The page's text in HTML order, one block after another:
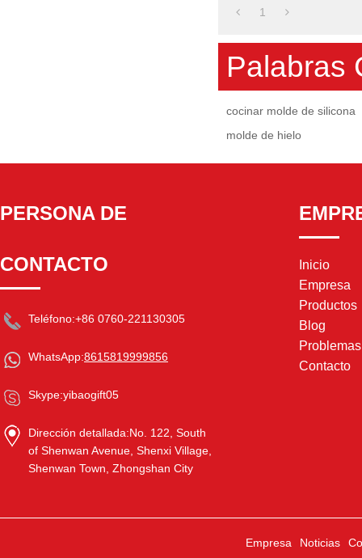
1
Palabras
cocinar molde de silicona
molde de hielo
PERSONA DE
CONTACTO
Teléfono:+86 0760-221130305
WhatsApp:8615819999856
Skype:yibaogift05
Dirección detallada:No. 122, South
of Shenwan Avenue, Shenxi Village,
Shenwan Town, Zhongshan City
Inicio
Empresa
Productos
Blog
Contacto
Empresa Noticias